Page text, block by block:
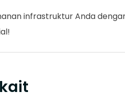
infrastruktur Anda